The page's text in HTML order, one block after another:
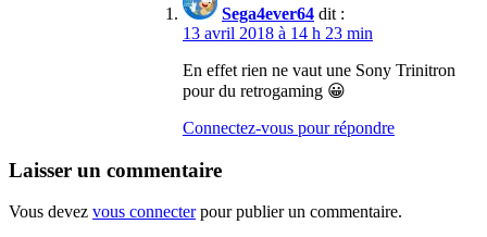
Sega4ever64 dit :
13 avril 2018 à 14 h 23 min
En effet rien ne vaut une Sony Trinitron
pour du retrogaming 😀
Connectez-vous pour répondre
Laisser un commentaire
Vous devez vous connecterpour publier un commentaire.